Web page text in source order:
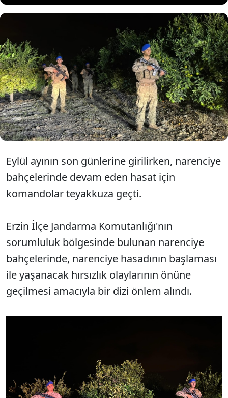
Hatay'ın Erzin ilçesinde narenciye
hasadı öncesi hırsızlık vakalarına karşı
jandarma ve komando timleri
tarafından önlem alındı.
Eylül ayının son günlerine girilirken, narenciye
bahçelerinde devam eden hasat için
komandolar teyakkuza geçti.
Erzin İlçe Jandarma Komutanlığı'nın
sorumluluk bölgesinde bulunan narenciye
bahçelerinde, narenciye hasadının başlaması
ile yaşanacak hırsızlık olaylarının önüne
geçilmesi amacıyla bir dizi önlem alındı.